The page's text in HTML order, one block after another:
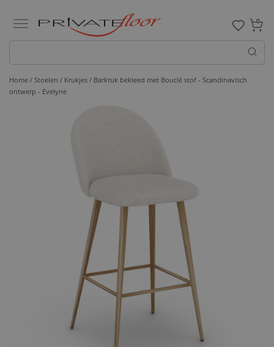
0
Home / Stoelen / Krukjes / Barkruk bekleed met Bouclé stof - Scandinavisch
ontwerp - Evelyne